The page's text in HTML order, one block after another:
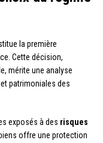
la première
Cette décision,
mérite une analyse
patrimoniales des
exposés à des risques
offre une protection